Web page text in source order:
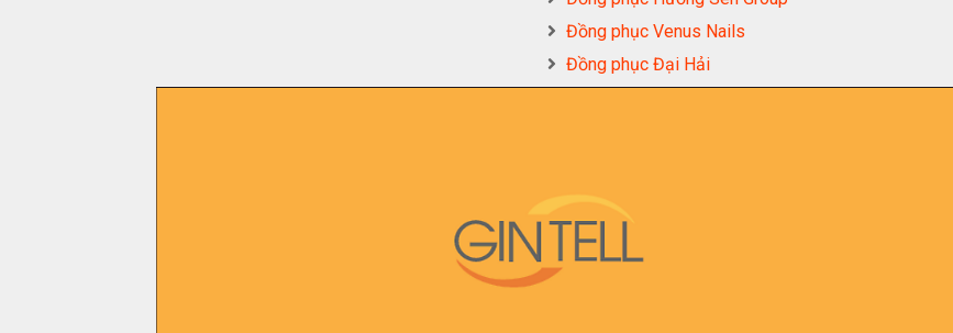
Đồng phục Venus Nails
Đồng phục Đại Hải